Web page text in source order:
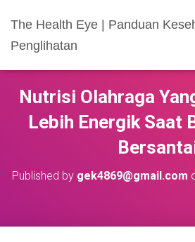
The Health Eye | Panduan
Penglihatan
Nutrisi Olahraga
Lebih Energik Saat
Published by gek4869@gmail.com